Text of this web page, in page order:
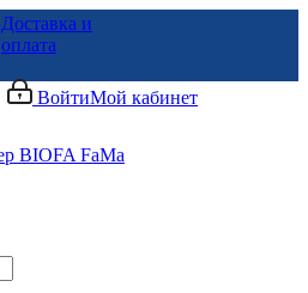
Доставка и
оплата
ВойтиМой кабинет